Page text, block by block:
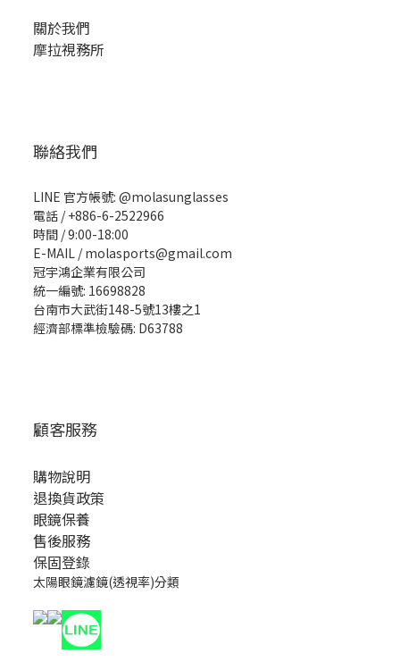
關於我們
摩拉視務所
聯絡我們
LINE 官方帳號: @molasunglasses
電話 / +886-6-2522966
時間 / 9:00-18:00
E-MAIL / molasports@gmail.com
冠宇鴻企業有限公司
統一編號: 16698828
台南市大武街148-5號13樓之1
經濟部標準檢驗碼: D63788
顧客服務
購物說明
退換貨政策
眼鏡保養
售後服務
保固登錄
太陽眼鏡濾鏡(透視率)分類